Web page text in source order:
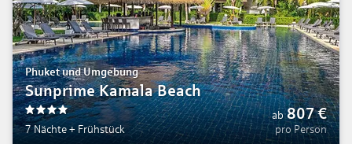
Phuket und Umgebung
Sunprime Kamala Beach
4
7 Nächte + Frühstück
ab 807€
pro Person